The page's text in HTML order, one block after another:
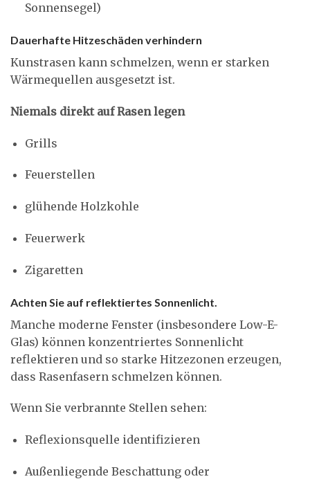
Sonnensegel)
Dauerhafte Hitzeschäden verhindern
Kunstrasen kann schmelzen, wenn er starken
Wärmequellen ausgesetzt ist.
Niemals direkt auf Rasen legen
Grills
Feuerstellen
glühende Holzkohle
Feuerwerk
Zigaretten
Achten Sie auf reflektiertes Sonnenlicht.
Manche moderne Fenster (insbesondere Low-E-
Glas) können konzentriertes Sonnenlicht
reflektieren und so starke Hitzezonen erzeugen,
dass Rasenfasern schmelzen können.
Wenn Sie verbrannte Stellen sehen:
Reflexionsquelle identifizieren
Außenliegende Beschattung oder